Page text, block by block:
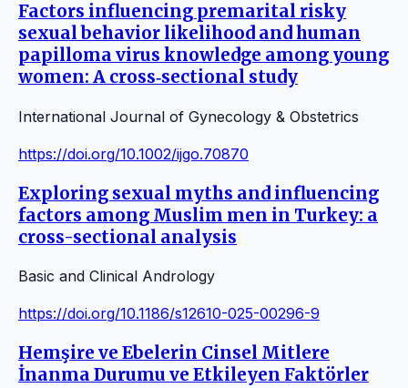
Factors influencing premarital risky
sexual behavior likelihood and human
papilloma virus knowledge among young
women: A cross‐sectional study
International Journal of Gynecology & Obstetrics
https://doi.org/10.1002/ijgo.70870
Exploring sexual myths and influencing
factors among Muslim men in Turkey: a
cross-sectional analysis
Basic and Clinical Andrology
https://doi.org/10.1186/s12610-025-00296-9
Hemşire ve Ebelerin Cinsel Mitlere
İnanma Durumu ve Etkileyen Faktörler